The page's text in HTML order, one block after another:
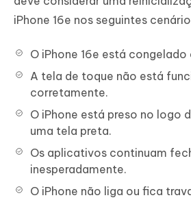
iPhone 16e nos seguintes
O iPhone 16e está
A tela de toque não está
corretamente.
O iPhone está preso no logo
uma tela preta.
Os aplicativos continuam
inesperadamente.
O iPhone não liga ou fica